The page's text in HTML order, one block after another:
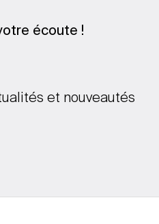
écoute !
et nouveautés